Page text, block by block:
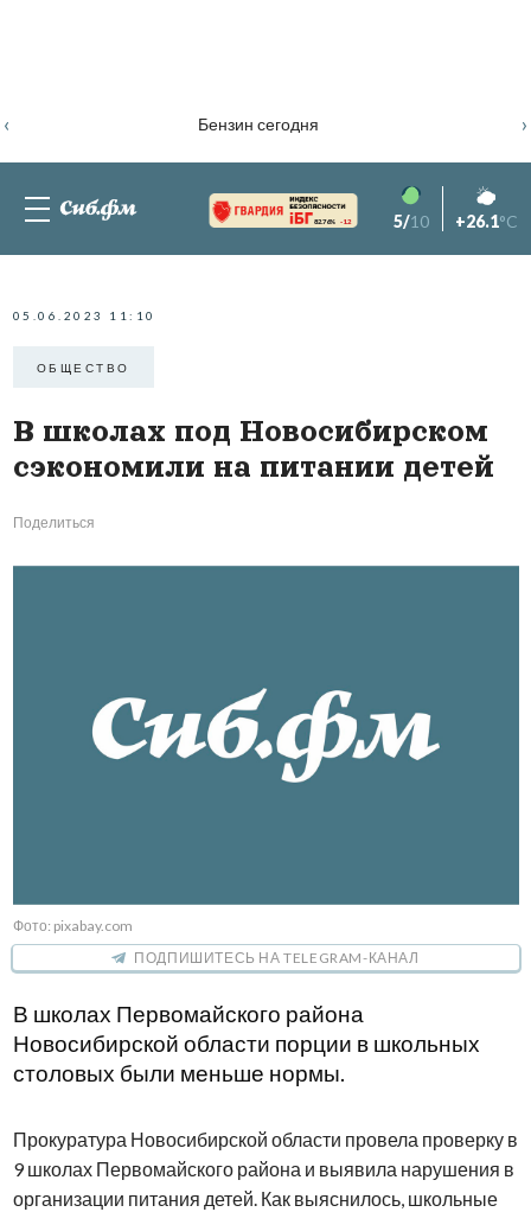
Бензин сегодня
‹ ›
82.76% -1.2 5/10 +26.1°C
05.06.2023 11:10
ОБЩЕСТВО
В школах под Новосибирском
сэкономили на питании детей
Поделиться
Фото: pixabay.com
ПОДПИШИТЕСЬ НА TELEGRAM-КАНАЛ
В школах Первомайского района
Новосибирской области порции в школьных
столовых были меньше нормы.
Прокуратура Новосибирской области провела проверку в
9 школах Первомайского района и выявила нарушения в
организации питания детей. Как выяснилось, школьные